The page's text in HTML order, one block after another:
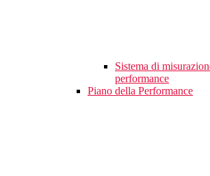
Sistema di
performance
Piano della Performance